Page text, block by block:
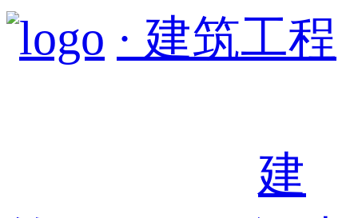
· 建筑工程
建